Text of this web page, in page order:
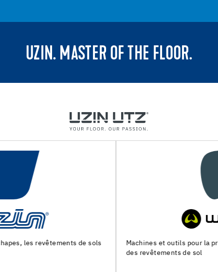
UZIN. MASTER OF THE FLOOR.
Machines et outils pour la preparation du support et la pose